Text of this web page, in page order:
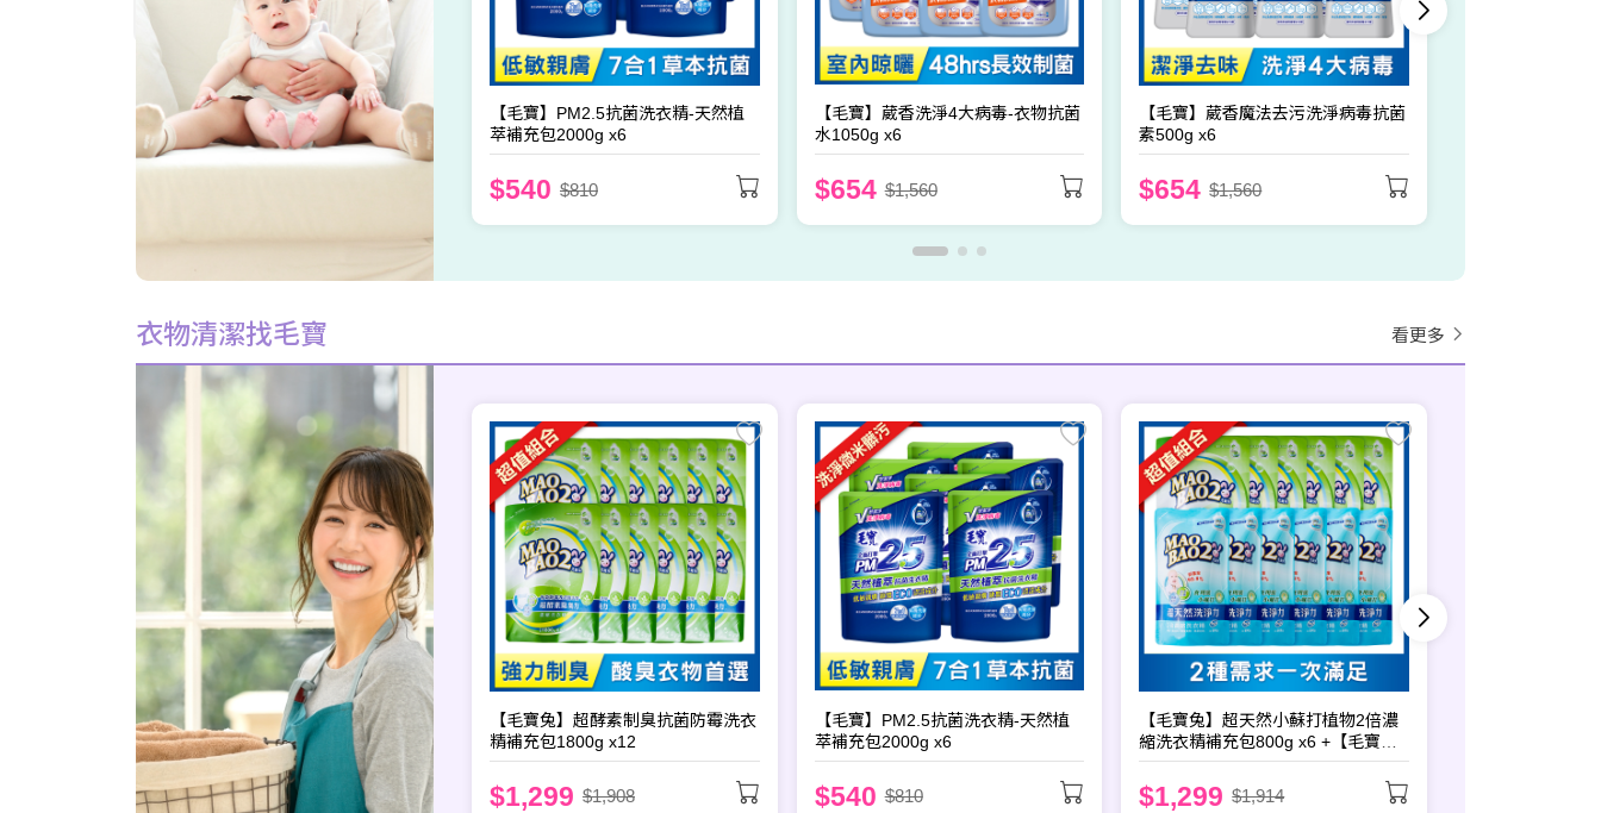
【毛寶】PM2.5抗菌洗衣精-天然植
萃補充包2000g x6
$540 $810
【毛寶】葳香洗淨4大病毒-衣物抗菌
水1050g x6
$654 $1,560
【毛寶】葳香魔法去污洗淨病毒抗菌
素500g x6
$654 $1,560
衣物清潔找毛寶 看更多
【毛寶兔】超酵素制臭抗菌防霉洗衣
精補充包1800g x12
$1,299 $1,908
【毛寶】PM2.5抗菌洗衣精-天然植
萃補充包2000g x6
$540 $810
【毛寶兔】超天然小蘇打植物2倍濃
縮洗衣精補充包800g x6 +【毛寶
兔】超酵素制臭抗菌防霉洗衣精補充
包1800g x6
$1,299 $1,914